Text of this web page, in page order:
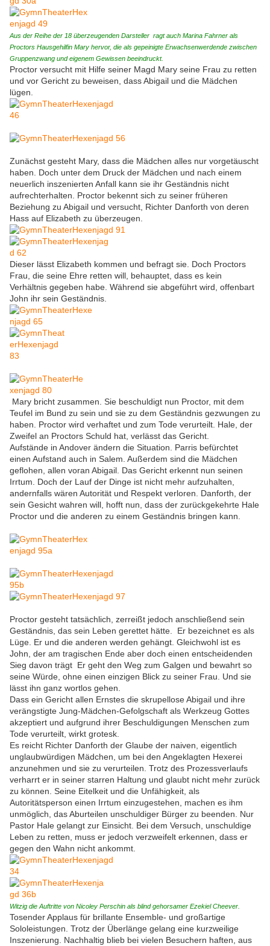
Aus der Reihe der 18 überzeugenden Darsteller ragt auch Marina Fahrner als
Proctors Hausgehilfin Mary hervor, die als gepeinigte Erwachsenwerdende zwischen
Gruppenzwang und eigenem Gewissen beeindruckt.
Proctor versucht mit Hilfe seiner Magd Mary seine Frau zu retten
und vor Gericht zu beweisen, dass Abigail und die Mädchen
lügen.
Zunächst gesteht Mary, dass die Mädchen alles nur vorgetäuscht
haben. Doch unter dem Druck der Mädchen und nach einem
neuerlich inszenierten Anfall kann sie ihr Geständnis nicht
aufrechterhalten. Proctor bekennt sich zu seiner früheren
Beziehung zu Abigail und versucht, Richter Danforth von deren
Hass auf Elizabeth zu überzeugen.
Dieser lässt Elizabeth kommen und befragt sie. Doch Proctors
Frau, die seine Ehre retten will, behauptet, dass es kein
Verhältnis gegeben habe. Während sie abgeführt wird, offenbart
John ihr sein Geständnis.
Mary bricht zusammen. Sie beschuldigt nun Proctor, mit dem
Teufel im Bund zu sein und sie zu dem Geständnis gezwungen zu
haben. Proctor wird verhaftet und zum Tode verurteilt. Hale, der
Zweifel an Proctors Schuld hat, verlässt das Gericht.
Aufstände in Andover ändern die Situation. Parris befürchtet
einen Aufstand auch in Salem. Außerdem sind die Mädchen
geflohen, allen voran Abigail. Das Gericht erkennt nun seinen
Irrtum. Doch der Lauf der Dinge ist nicht mehr aufzuhalten,
andernfalls wären Autorität und Respekt verloren. Danforth, der
sein Gesicht wahren will, hofft nun, dass der zurückgekehrte Hale
Proctor und die anderen zu einem Geständnis bringen kann.
Proctor gesteht tatsächlich, zerreißt jedoch anschließend sein
Geständnis, das sein Leben gerettet hätte. Er bezeichnet es als
Lüge. Er und die anderen werden gehängt. Gleichwohl ist es
John, der am tragischen Ende aber doch einen entscheidenden
Sieg davon trägt Er geht den Weg zum Galgen und bewahrt so
seine Würde, ohne einen einzigen Blick zu seiner Frau. Und sie
lässt ihn ganz wortlos gehen.
Dass ein Gericht allen Ernstes die skrupellose Abigail und ihre
verängstigte Jung-Mädchen-Gefolgschaft als Werkzeug Gottes
akzeptiert und aufgrund ihrer Beschuldigungen Menschen zum
Tode verurteilt, wirkt grotesk.
Es reicht Richter Danforth der Glaube der naiven, eigentlich
unglaubwürdigen Mädchen, um bei den Angeklagten Hexerei
anzunehmen und sie zu verurteilen. Trotz des Prozessverlaufs
verharrt er in seiner starren Haltung und glaubt nicht mehr zurück
zu können. Seine Eitelkeit und die Unfähigkeit, als
Autoritätsperson einen Irrtum einzugestehen, machen es ihm
unmöglich, das Aburteilen unschuldiger Bürger zu beenden. Nur
Pastor Hale gelangt zur Einsicht. Bei dem Versuch, unschuldige
Leben zu retten, muss er jedoch verzweifelt erkennen, dass er
gegen den Wahn nicht ankommt.
Witzig die Auftritte von Nicoley Perschin als blind gehorsamer Ezekiel Cheever.
Tosender Applaus für brillante Ensemble- und großartige
Sololeistungen. Trotz der Überlänge gelang eine kurzweilige
Inszenierung. Nachhaltig blieb bei vielen Besuchern haften, aus